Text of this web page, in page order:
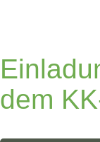
dem